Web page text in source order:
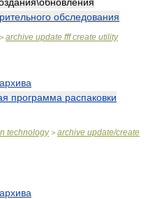
обследования
archive update fff create utility
программа распаковки
technology> archive update/create